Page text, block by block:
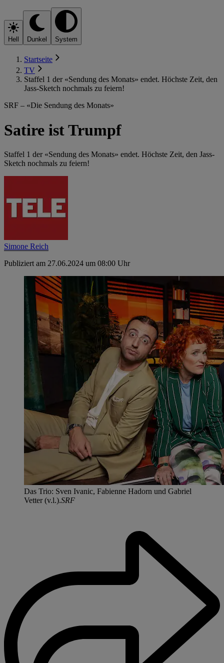
Hell Dunkel System
Startseite
TV
Staffel 1 der «Sendung des Monats» endet. Höchste Zeit, den
Jass-Sketch nochmals zu feiern!
SRF – «Die Sendung des Monats»
Satire ist Trumpf
Staffel 1 der «Sendung des Monats» endet. Höchste Zeit, den Jass-
Sketch nochmals zu feiern!
Simone Reich
Publiziert am 27.06.2024 um 08:00 Uhr
Das Trio: Sven Ivanic, Fabienne Hadorn und Gabriel
Vetter (v.l.).SRF